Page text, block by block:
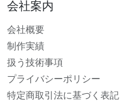
会社案内
会社概要
制作実績
扱う技術事項
プライバシーポリシー
特定商取引法に基づく表記